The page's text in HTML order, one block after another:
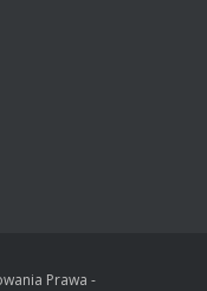
Prawa -